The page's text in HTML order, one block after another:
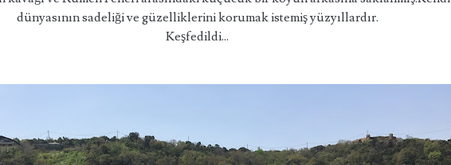
dünyasının sadeliği ve güzelliklerini korumak istemiş yüzyıllardır.
Keşfedildi...